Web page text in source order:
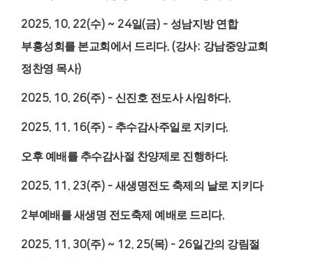
2025. 10. 22(수) ~ 24일(금) - 성남지방 연합
부흥성회를 본교회에서 드리다. (강사: 강남중앙교회
정찬영 목사)
2025. 10. 26(주) - 신진호 전도사 사임하다.
2025. 11. 16(주) - 추수감사주일로 지키다.
오후 예배를 추수감사절 찬양제로 진행하다.
2025. 11. 23(주) - 새생명전도 축제의 날로 지키다
2부예배를 새생명 전도축제 예배로 드리다.
2025. 11. 30(주) ~ 12. 25(목) - 26일간의 강림절